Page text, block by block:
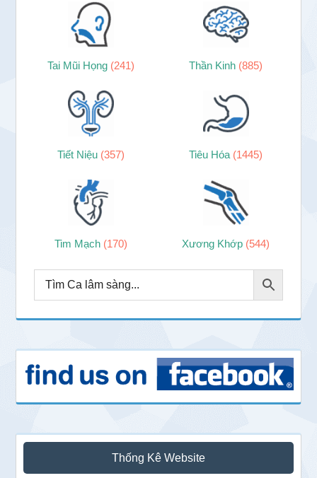
Tai Mũi Họng (241) Thần Kinh (885)
Tiết Niệu (357) Tiêu Hóa (1445)
Tim Mạch (170) Xương Khớp (544)
Thống Kê Website